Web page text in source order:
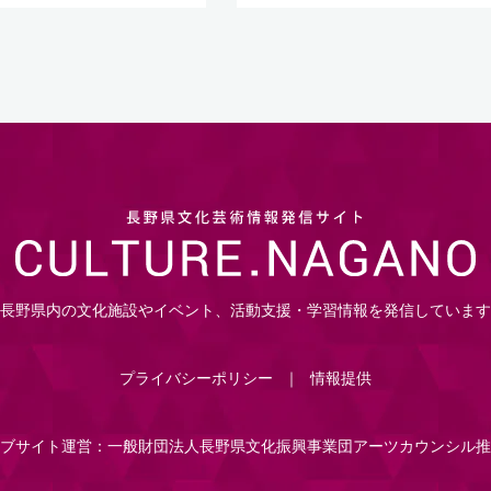
長野県内の文化施設やイベント、活動支援・学習情報を発信しています
プライバシーポリシー 情報提供
サイト運営：一般財団法人長野県文化振興事業団アーツカウンシル